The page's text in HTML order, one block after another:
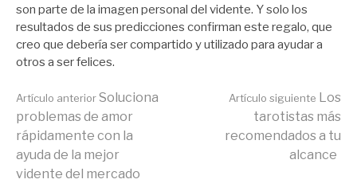
son parte de la imagen personal del vidente. Y solo los
resultados de sus predicciones confirman este regalo, que
creo que debería ser compartido y utilizado para ayudar a
otros a ser felices.
Seguir
leyendo
Artículo anteriorSoluciona
problemas de amor
rápidamente con la
ayuda de la mejor
vidente del mercado
Artículo siguiente Los
tarotistas más
recomendados a tu
alcance